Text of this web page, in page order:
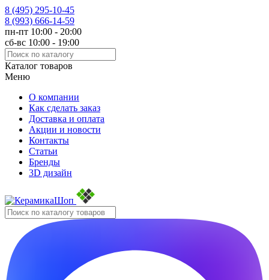
8 (495) 295-10-45
8 (993) 666-14-59
пн-пт 10:00 - 20:00
сб-вс 10:00 - 19:00
Каталог товаров
Меню
О компании
Как сделать заказ
Доставка и оплата
Акции и новости
Контакты
Статьи
Бренды
3D дизайн